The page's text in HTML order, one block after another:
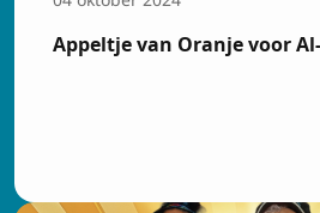
Appeltje van Oranje voor